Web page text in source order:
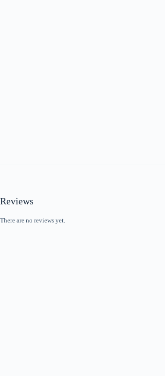
Reviews
There are no reviews yet.